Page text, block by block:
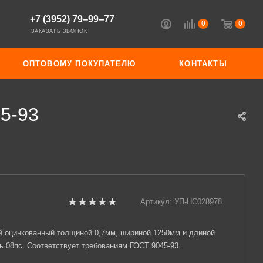
0 0
+7 (3952) 79‒99‒77
ЗАКАЗАТЬ ЗВОНОК
ОПТОВОМУ ПОКУПАТЕЛЮ КОНТАКТЫ
93
Артикул: УП-НС028978
оцинкованный толщиной 0,7мм, шириной 1250мм и длиной
08пс. Соответствует требованиям ГОСТ 9045-93.